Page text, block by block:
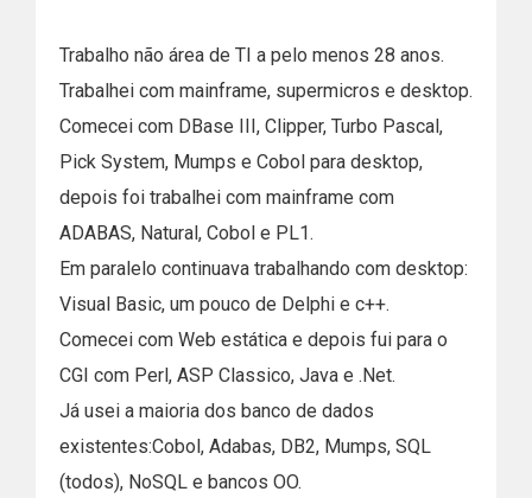
Trabalho não área de TI a pelo menos 28 anos.
Trabalhei com mainframe, supermicros e desktop.
Comecei com DBase III, Clipper, Turbo Pascal,
Pick System, Mumps e Cobol para desktop,
depois foi trabalhei com mainframe com
ADABAS, Natural, Cobol e PL1.
Em paralelo continuava trabalhando com desktop:
Visual Basic, um pouco de Delphi e c++.
Comecei com Web estática e depois fui para o
CGI com Perl, ASP Classico, Java e .Net.
Já usei a maioria dos banco de dados
existentes:Cobol, Adabas, DB2, Mumps, SQL
(todos), NoSQL e bancos OO.